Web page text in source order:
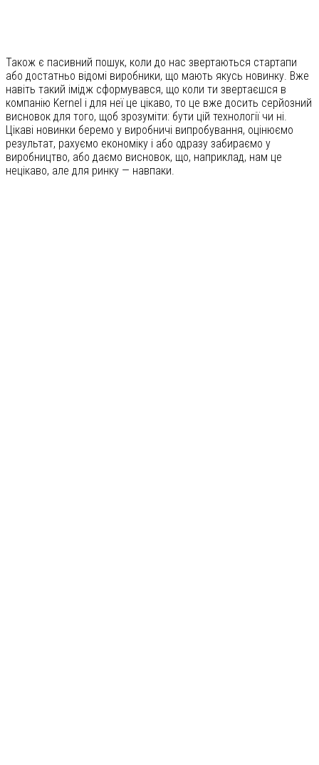
Також є пасивний пошук, коли до нас звертаються стартапи
або достатньо відомі виробники, що мають якусь новинку. Вже
навіть такий імідж сформувався, що коли ти звертаєшся в
компанію Kernel і для неї це цікаво, то це вже досить серйозний
висновок для того, щоб зрозуміти: бути цій технології чи ні.
Цікаві новинки беремо у виробничі випробування, оцінюємо
результат, рахуємо економіку і або одразу забираємо у
виробництво, або даємо висновок, що, наприклад, нам це
нецікаво, але для ринку — навпаки.